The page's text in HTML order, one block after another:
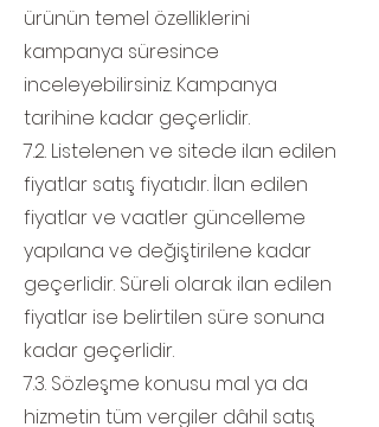
ürünün temel özelliklerini
kampanya süresince
inceleyebilirsiniz. Kampanya
tarihine kadar geçerlidir.
7.2. Listelenen ve sitede ilan edilen
fiyatlar satış fiyatıdır. İlan edilen
fiyatlar ve vaatler güncelleme
yapılana ve değiştirilene kadar
geçerlidir. Süreli olarak ilan edilen
fiyatlar ise belirtilen süre sonuna
kadar geçerlidir.
7.3. Sözleşme konusu mal ya da
hizmetin tüm vergiler dâhil satış